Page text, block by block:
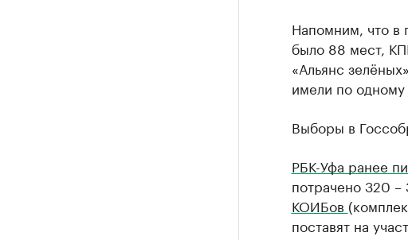
Напомним, что в
было 88 мест,
«Альянс
имели по одному
Выборы в
РБК-Уфа ранее
потрачено 320 –
КОИБов
поставят на